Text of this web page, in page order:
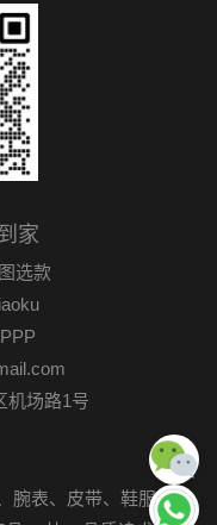
家
选款
机场路1号
腕表、皮带、鞋服首饰